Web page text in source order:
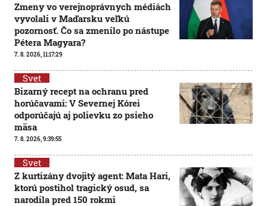
Zmeny vo verejnoprávnych médiách
vyvolali v Maďarsku veľkú
pozornosť. Čo sa zmenilo po nástupe
Pétera Magyara?
7. 8. 2026, 11:17:29
Svet
Bizarný recept na ochranu pred
horúčavami: V Severnej Kórei
odporúčajú aj polievku zo psieho
mäsa
7. 8. 2026, 9:39:55
Svet
Z kurtizány dvojitý agent: Mata Hari,
ktorú postihol tragický osud, sa
narodila pred 150 rokmi